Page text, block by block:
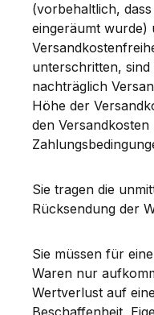
(vorbehaltlich,
eingeräumt wurde)
unterschritten,
nachträglich
Höhe der
den
Sie tragen die
Rücksendung der
Sie müssen für
Waren nur
Wertverlust auf
Beschaffenheit,